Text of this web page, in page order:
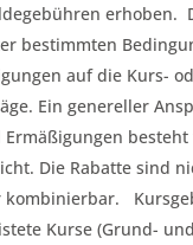
erhoben.
bestimmten
auf die Kurs-
Ein genereller
Ermäßigungen
Die Rabatte sind
kombinierbar.
Kurse (Grund-